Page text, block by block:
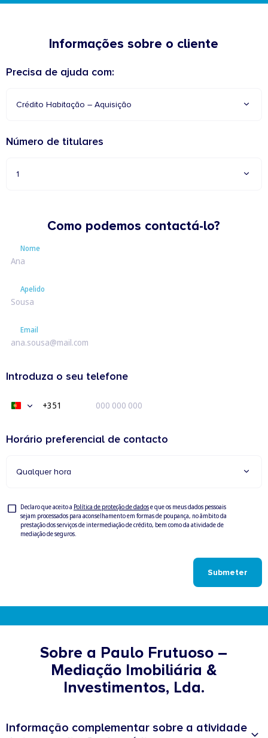
Informações sobre o cliente
Precisa de ajuda com:
Crédito Habitação – Aquisição
Número de titulares
1
Como podemos contactá-lo?
Nome
Nome
Apelido
Apelido
Email
Email
Introduza o seu telefone
Portugal+351
Horário preferencial de contacto
Qualquer hora
Privacy
Check
Declaro que aceito a Política de proteção de dadose que os meus dados pessoais
sejam processados para aconselhamento em formas de poupança, no âmbito da
prestação dos serviços de intermediação de crédito, bem como da atividade de
mediação de seguros.
Submeter
Sobre a Paulo Frutuoso –
Mediação Imobiliária &
Investimentos, Lda.
Informação complementar sobre a atividade